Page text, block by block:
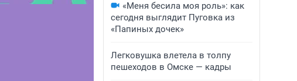
«Меня бесила моя роль»: как
сегодня выглядит Пуговка из
«Папиных дочек»
Легковушка влетела в толпу
пешеходов в Омске — кадры